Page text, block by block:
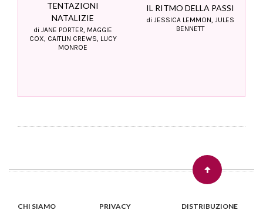
TENTAZIONI
NATALIZIE
di JANE PORTER, MAGGIE
COX, CAITLIN CREWS, LUCY
MONROE
IL RITMO DELLA PASSI
di JESSICA LEMMON, JULES
BENNETT
CHI SIAMO
PRIVACY
DISTRIBUZIONE